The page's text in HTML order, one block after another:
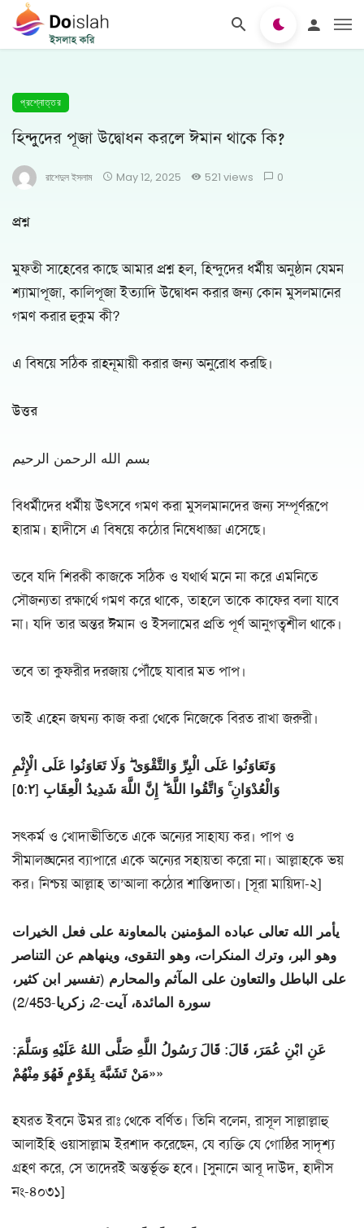
প্রশ্নোত্তর
হিন্দুদের পূজা উদ্বোধন করলে ঈমান থাকে কি?
রাশেদুল ইসলাম May 12, 2025 521 views 0
প্রশ্ন
মুফতী সাহেবের কাছে আমার প্রশ্ন হল, হিন্দুদের ধর্মীয় অনুষ্ঠান যেমন
শ্যামাপূজা, কালিপূজা ইত্যাদি উদ্বোধন করার জন্য কোন মুসলমানের
গমণ করার হুকুম কী?
এ বিষয়ে সঠিক রাহনূমায়ী করার জন্য অনুরোধ করছি।
উত্তর
بسم الله الرحمن الرحيم
বিধর্মীদের ধর্মীয় উৎসবে গমণ করা মুসলমানদের জন্য সম্পূর্ণরূপে
হারাম। হাদীসে এ বিষয়ে কঠোর নিষেধাজ্ঞা এসেছে।
তবে যদি শিরকী কাজকে সঠিক ও যথার্থ মনে না করে এমনিতে
সৌজন্যতা রক্ষার্থে গমণ করে থাকে, তাহলে তাকে কাফের বলা যাবে
না। যদি তার অন্তর ঈমান ও ইসলামের প্রতি পূর্ণ আনুগত্বশীল থাকে।
তবে তা কুফরীর দরজায় পৌঁছে যাবার মত পাপ।
তাই এহেন জঘন্য কাজ করা থেকে নিজেকে বিরত রাখা জরুরী।
وَتَعَاوَنُوا عَلَى الْبِرِّ وَالتَّقْوَىٰ ۖ وَلَا تَعَاوَنُوا عَلَى الْإِثْمِ
وَالْعُدْوَانِ ۚ وَاتَّقُوا اللَّهَ ۖ إِنَّ اللَّهَ شَدِيدُ الْعِقَابِ [٥:٢]
সৎকর্ম ও খোদাভীতিতে একে অন্যের সাহায্য কর। পাপ ও
সীমালঙ্ঘনের ব্যাপারে একে অন্যের সহায়তা করো না। আল্লাহকে ভয়
কর। নিশ্চয় আল্লাহ তা’আলা কঠোর শাস্তিদাতা। [সূরা মায়িদা-২]
يأمر الله تعالى عباده المؤمنين بالمعاونة على فعل الخيرات
وهو البر، وترك المنكرات، وهو التقوى، وينهاهم عن التناصر
على الباطل والتعاون على المآثم والمحارم (تفسير ابن كثير،
سورة المائدة، آيت-2، زكريا-2/453)
عَنِ ابْنِ عُمَرَ، قَالَ: قَالَ رَسُولُ اللَّهِ صَلَّى اللهُ عَلَيْهِ وَسَلَّمَ:
«مَنْ تَشَبَّهَ بِقَوْمٍ فَهُوَ مِنْهُمْ»
হযরত ইবনে উমর রাঃ থেকে বর্ণিত। তিনি বলেন, রাসূল সাল্লাল্লাহু
আলাইহি ওয়াসাল্লাম ইরশাদ করেছেন, যে ব্যক্তি যে গোষ্ঠির সাদৃশ্য
গ্রহণ করে, সে তাদেরই অন্তর্ভূক্ত হবে। [সুনানে আবূ দাউদ, হাদীস
নং-৪০৩১]